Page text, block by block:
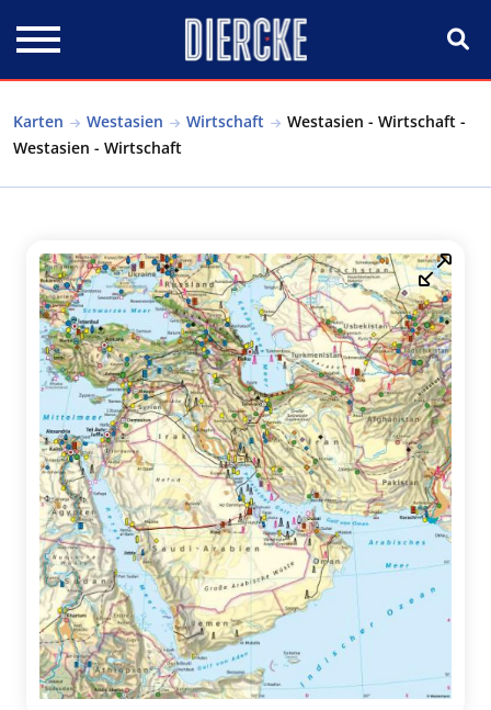
Karten Westasien Wirtschaft
Westasien - Wirtschaft -
Westasien - Wirtschaft